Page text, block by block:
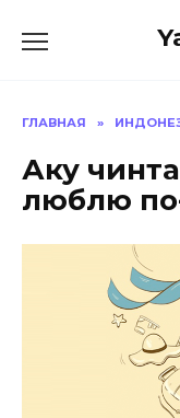
ГЛАВНАЯ »
Аку
люблю